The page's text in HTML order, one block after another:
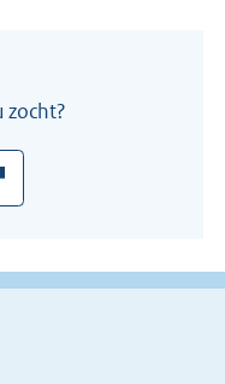
zocht?